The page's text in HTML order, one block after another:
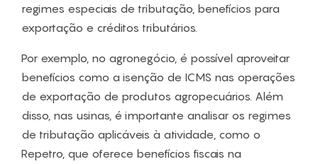
regimes especiais de tributação, benefícios para
exportação e créditos tributários.
Por exemplo, no agronegócio, é possível aproveitar
benefícios como a isenção de ICMS nas operações
de exportação de produtos agropecuários. Além
disso, nas usinas, é importante analisar os regimes
de tributação aplicáveis à atividade, como o
Repetro, que oferece benefícios fiscais na